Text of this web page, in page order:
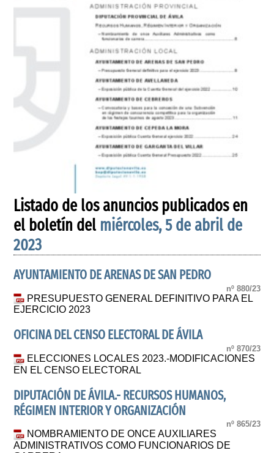
Listado de los anuncios publicados en
el boletín del miércoles, 5 de abril de
2023
AYUNTAMIENTO DE ARENAS DE SAN PEDRO
nº 880/23
PRESUPUESTO GENERAL DEFINITIVO PARA EL
EJERCICIO 2023
OFICINA DEL CENSO ELECTORAL DE ÁVILA
nº 870/23
ELECCIONES LOCALES 2023.-MODIFICACIONES
EN EL CENSO ELECTORAL
DIPUTACIÓN DE ÁVILA.- RECURSOS HUMANOS,
RÉGIMEN INTERIOR Y ORGANIZACIÓN
nº 865/23
NOMBRAMIENTO DE ONCE AUXILIARES
ADMINISTRATIVOS COMO FUNCIONARIOS DE